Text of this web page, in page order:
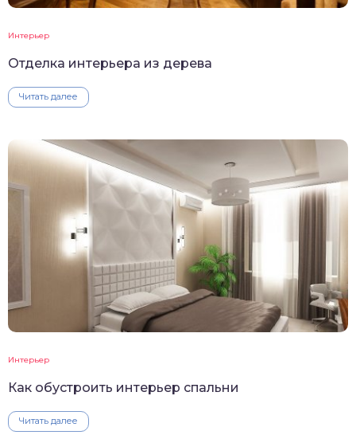
Интерьер
Отделка интерьера из дерева
Читать далее
Интерьер
Как обустроить интерьер спальни
Читать далее